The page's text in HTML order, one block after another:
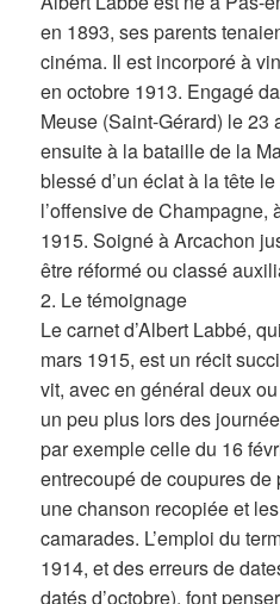
en 1893, ses parents
cinéma. Il est incorporé à
en octobre 1913. Engagé
Meuse (Saint-Gérard) le 23
ensuite à la bataille de la
blessé d’un éclat à la tête
l’offensive de
1915. Soigné à Arcachon
être réformé ou classé
2. Le témoignage
Le carnet d’Albert Labbé,
mars 1915, est un récit
vit, avec en général deux
un peu plus lors des
par exemple celle du 16
entrecoupé de coupures
une chanson recopiée et
camarades. L’emploi du
1914, et des erreurs de
datés d’octobre), font